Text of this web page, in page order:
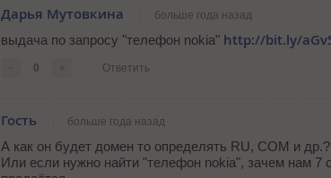
Дарья Мутовкина больше года назад
выдача по запросу "телефон nokia" http://bit.ly/
0 Ответить
Гость больше года назад
А как он будет домен то определять RU, COM и др.?
Или если нужно найти "телефон nokia", зачем нам 7